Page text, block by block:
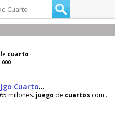
cuarto
Se Vende Mueble Jgo Cuartos Diban
millones. juego de cuartos completos. 75 millones..diban 15 millones